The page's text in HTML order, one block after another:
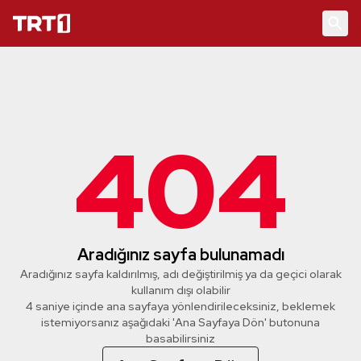
404
Aradığınız sayfa bulunamadı
Aradığınız sayfa kaldırılmış, adı değiştirilmiş ya da geçici olarak
kullanım dışı olabilir
4 saniye içinde ana sayfaya yönlendirileceksiniz, beklemek
istemiyorsanız aşağıdaki 'Ana Sayfaya Dön' butonuna
basabilirsiniz